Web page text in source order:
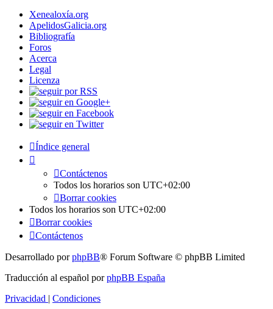
Xenealoxía.org
ApelidosGalicia.org
Bibliografía
Foros
Acerca
Legal
Licenza
Índice general
Contáctenos
Todos los horarios son UTC+02:00
Borrar cookies
Todos los horarios son UTC+02:00
Borrar cookies
Contáctenos
Desarrollado porphpBB® Forum Software © phpBB Limited
Traducción al español porphpBB España
Privacidad | Condiciones